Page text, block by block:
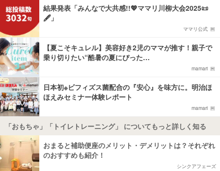
結果発表「みんなで大共感!!💖ママリ川柳大会2025📜
🖋️」
ママリ公式
【夏こそキュレル】美容好き2児のママが推す！親子で
乗り切りたい“酷暑の夏にぴった…
mamari
日本初※ビフィズス菌配合の『安心』を味方に。明治ほ
ほえみセミナー体験レポート
mamari
「おもちゃ」「トイレトレーニング」 についてもっと詳しく知る
おまると補助便座のメリット・デメリットは？それぞれ
のおすすめも紹介！
シンクアフェーズ